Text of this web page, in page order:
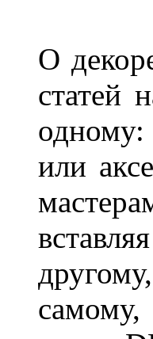
О
статей
одному:
или